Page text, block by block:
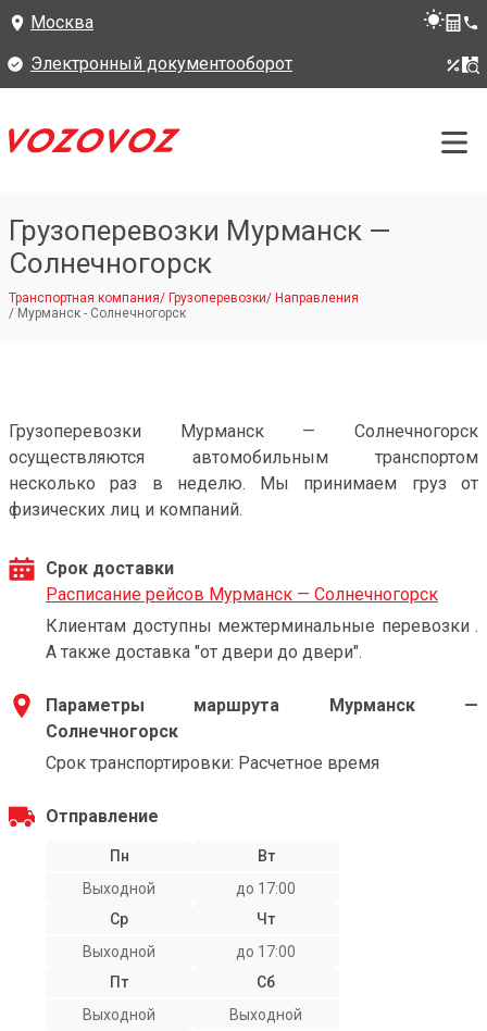
Москва
Электронный документооборот
Грузоперевозки Мурманск —
Солнечногорск
Транспортная компания/ Грузоперевозки/ Направления
/ Мурманск - Солнечногорск
Грузоперевозки Мурманск — Солнечногорск
осуществляются автомобильным транспортом
несколько раз в неделю. Мы принимаем груз от
физических лиц и компаний.
Срок доставки
Расписание рейсов Мурманск — Солнечногорск
Клиентам доступны межтерминальные перевозки .
А также доставка "от двери до двери".
Параметры маршрута Мурманск —
Солнечногорск
Срок транспортировки: Расчетное время
Отправление
Пн
Выходной
Вт
до 17:00
Ср
Выходной
Чт
до 17:00
Пт
Выходной
Сб
Выходной